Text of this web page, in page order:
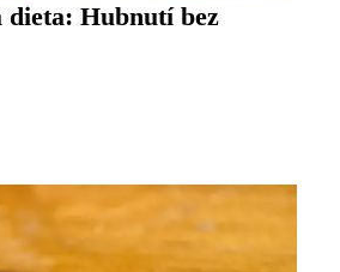
dieta: Hubnutí bez